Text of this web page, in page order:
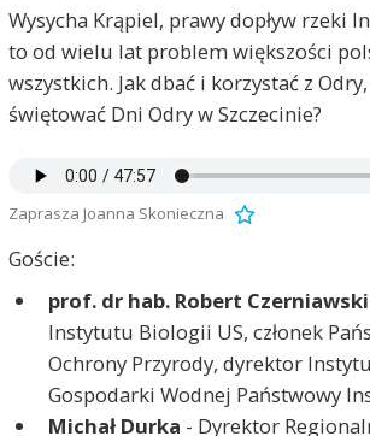
Wysycha Krąpiel, prawy dopływ rzeki
to od wielu lat problem większości
wszystkich. Jak dbać i korzystać z Odry,
świętować Dni Odry w Szczecinie?
Zaprasza Joanna Skonieczna
Goście:
prof. dr hab. Robert Czerniawski
Instytutu Biologii US, członek
Ochrony Przyrody, dyrektor
Gospodarki Wodnej Państwowy
Michał Durka - Dyrektor